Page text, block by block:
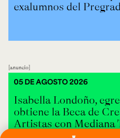
exalumnos del
anuncio
Isabella Londoño,
obtiene la Beca de
Artistas con Mediana
05 DE AGOSTO 2026